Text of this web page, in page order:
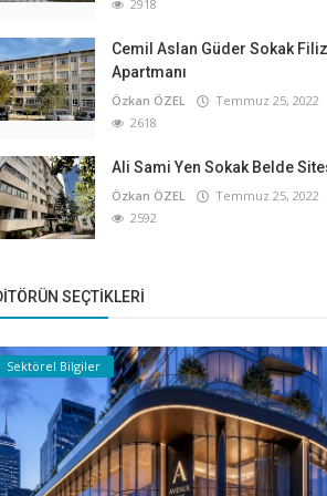
2918
Cemil Aslan Güder Sokak Filiz
Apartmanı
Özkan ÖZEL
Temmuz 25, 2022
2618
Ali Sami Yen Sokak Belde
Özkan ÖZEL
Temmuz 25, 2022
2592
SEÇTIKLERI
Sektörel Bilgiler